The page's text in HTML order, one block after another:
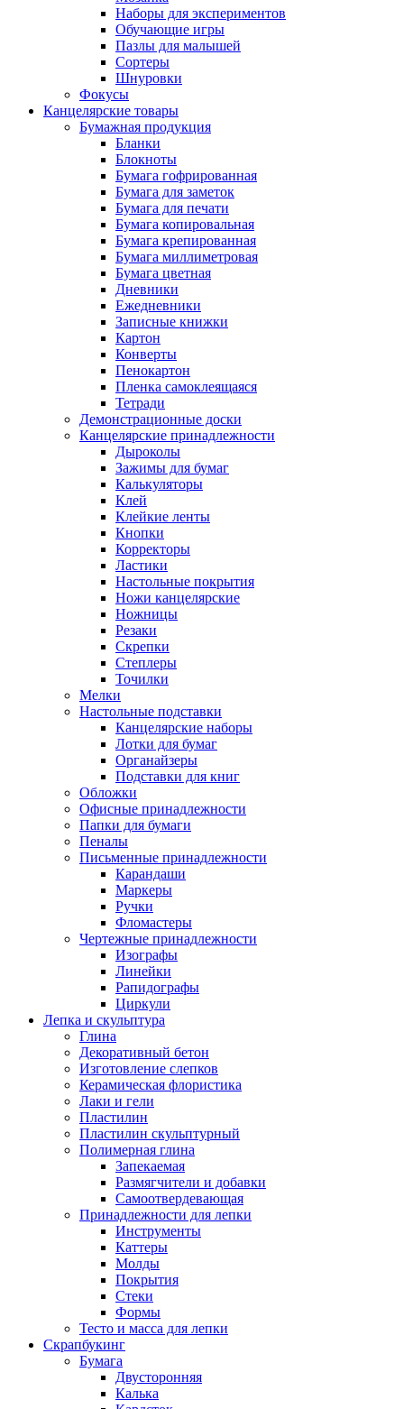
Наборы для экспериментов
Обучающие игры
Пазлы для малышей
Сортеры
Шнуровки
Фокусы
Канцелярские товары
Бумажная продукция
Бланки
Блокноты
Бумага гофрированная
Бумага для заметок
Бумага для печати
Бумага копировальная
Бумага крепированная
Бумага миллиметровая
Бумага цветная
Дневники
Ежедневники
Записные книжки
Картон
Конверты
Пенокартон
Пленка самоклеящаяся
Тетради
Демонстрационные доски
Канцелярские принадлежности
Дыроколы
Зажимы для бумаг
Калькуляторы
Клей
Клейкие ленты
Кнопки
Корректоры
Ластики
Настольные покрытия
Ножи канцелярские
Ножницы
Резаки
Скрепки
Степлеры
Точилки
Мелки
Настольные подставки
Канцелярские наборы
Лотки для бумаг
Органайзеры
Подставки для книг
Обложки
Офисные принадлежности
Папки для бумаги
Пеналы
Письменные принадлежности
Карандаши
Маркеры
Ручки
Фломастеры
Чертежные принадлежности
Изографы
Линейки
Рапидографы
Циркули
Лепка и скульптура
Глина
Декоративный бетон
Изготовление слепков
Керамическая флористика
Лаки и гели
Пластилин
Пластилин скульптурный
Полимерная глина
Запекаемая
Размягчители и добавки
Самоотвердевающая
Принадлежности для лепки
Инструменты
Каттеры
Молды
Покрытия
Стеки
Формы
Тесто и масса для лепки
Скрапбукинг
Бумага
Двусторонняя
Калька